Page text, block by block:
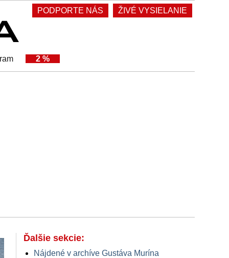
PODPORTE NÁS ŽIVÉ VYSIELANIE
2 %
Ďalšie sekcie:
Nájdené v archíve Gustáva Murína